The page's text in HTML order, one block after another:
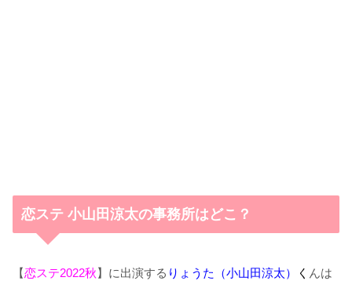
恋ステ 小山田涼太の事務所はどこ？
【恋ステ2022秋】に出演する りょうた（小山田涼太） く んは